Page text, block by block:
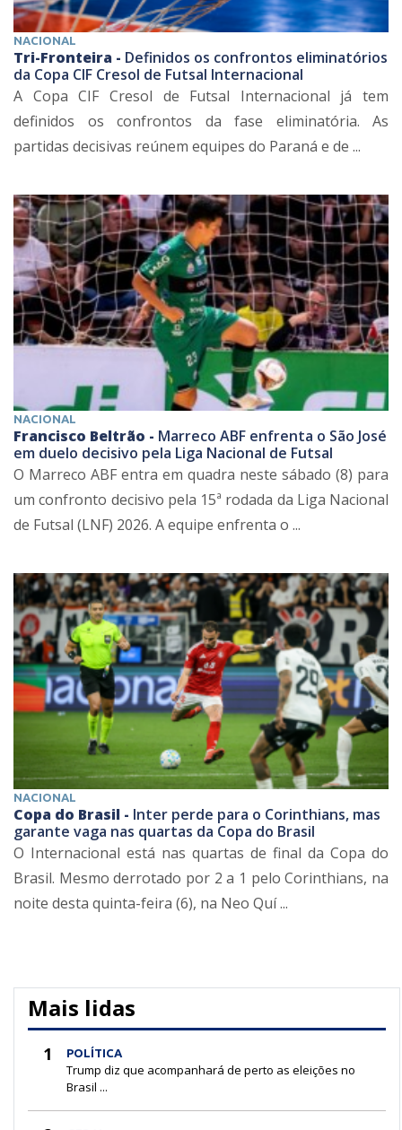
NACIONAL
Tri-Fronteira - Definidos os confrontos eliminatórios
da Copa CIF Cresol de Futsal Internacional
A Copa CIF Cresol de Futsal Internacional já tem
definidos os confrontos da fase eliminatória. As
partidas decisivas reúnem equipes do Paraná e de ...
NACIONAL
Francisco Beltrão - Marreco ABF enfrenta o São José
em duelo decisivo pela Liga Nacional de Futsal
O Marreco ABF entra em quadra neste sábado (8) para
um confronto decisivo pela 15ª rodada da Liga Nacional
de Futsal (LNF) 2026. A equipe enfrenta o ...
NACIONAL
Copa do Brasil - Inter perde para o Corinthians, mas
garante vaga nas quartas da Copa do Brasil
O Internacional está nas quartas de final da Copa do
Brasil. Mesmo derrotado por 2 a 1 pelo Corinthians, na
noite desta quinta-feira (6), na Neo Quí ...
Mais lidas
1 POLÍTICA
Trump diz que acompanhará de perto as eleições no
Brasil ...